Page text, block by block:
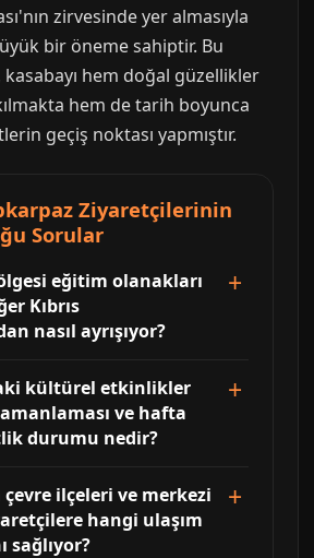
zirvesinde yer almasıyla
bir öneme sahiptir. Bu
hem doğal güzellikler
hem de tarih boyunca
geçiş noktası yapmıştır.
Ziyaretçilerinin
Sorular
eğitim olanakları
Kıbrıs
nasıl ayrışıyor?
kültürel etkinlikler
ve hafta
durumu nedir?
çevre ilçeleri ve merkezi
hangi ulaşım
sağlıyor?